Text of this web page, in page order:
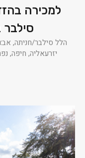
למכירה
סילבר
הלל סילבר/חניתה,
יזרעאליה, חיפה, נפת